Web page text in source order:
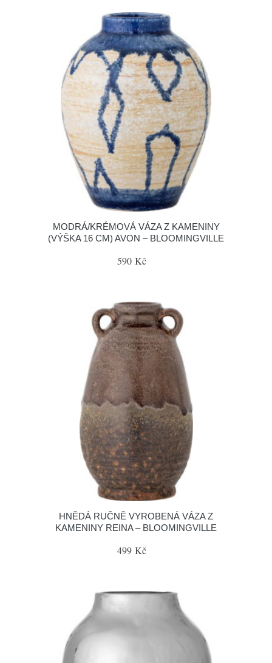
MODRÁ/KRÉMOVÁ VÁZA Z KAMENINY
(VÝŠKA 16 CM) AVON – BLOOMINGVILLE
590 Kč
HNĚDÁ RUČNĚ VYROBENÁ VÁZA Z
KAMENINY REINA – BLOOMINGVILLE
499 Kč